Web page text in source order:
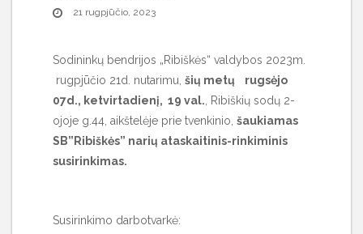
21 rugpjūčio, 2023
Sodininkų bendrijos „Ribiškės“ valdybos 2023m.
rugpjūčio 21d. nutarimu, šių metų rugsėjo
07d., ketvirtadienį, 19 val. , Ribiškių sodų 2-
ojoje g.44, aikštelėje prie tvenkinio, šaukiamas
SB”Ribiškės” narių ataskaitinis-rinkiminis
susirinkimas.
Susirinkimo darbotvarkė: